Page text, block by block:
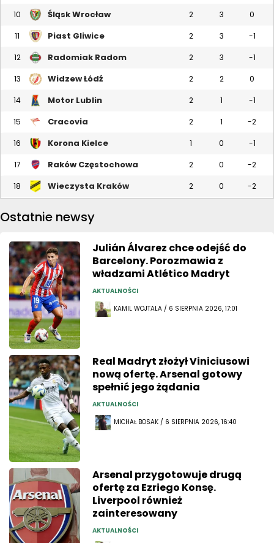
10 Śląsk Wrocław 2 3 0
11 Piast Gliwice 2 3 -1
12 Radomiak Radom 2 3 -1
13 Widzew Łódź 2 2 0
14 Motor Lublin 2 1 -1
15 Cracovia 2 1 -2
16 Korona Kielce 1 0 -1
17 Raków Częstochowa 2 0 -2
18 Wieczysta Kraków 2 0 -2
Ostatnie newsy
Julián Álvarez chce odejść do
Barcelony. Porozmawia z
władzami Atlético Madryt
AKTUALNOŚCI
KAMIL WOJTALA / 6 SIERPNIA 2026, 17:01
Real Madryt złożył Viniciusowi
nową ofertę. Arsenal gotowy
spełnić jego żądania
AKTUALNOŚCI
MICHAŁ BOSAK / 6 SIERPNIA 2026, 16:40
Arsenal przygotowuje drugą
ofertę za Ezriego Konsę.
Liverpool również
zainteresowany
AKTUALNOŚCI